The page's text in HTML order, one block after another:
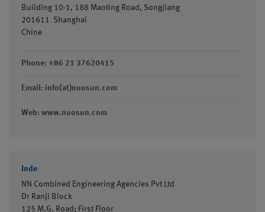
Building 10-1, 188 Maoting Road, Songjiang
201611
Shanghai
Chine
Phone: +86 21 37620415
Email: info(at)nuosun.com
Web: www.nuosun.com
Inde
NN Combined Engineering Agencies Pvt Ltd
Dr Ranji Block
125 M.G. Road; First Floor